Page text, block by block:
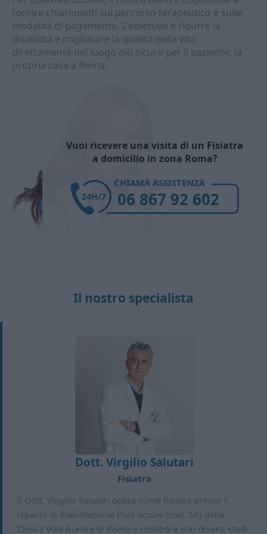
fornire chiarimenti sul percorso terapeutico e sulle
modalità di pagamento. L'obiettivo è ridurre la
disabilità e migliorare la qualità della vita
direttamente nel luogo più sicuro per il paziente: la
propria casa a Roma.
Vuoi ricevere una visita di un Fisiatra
a domicilio in zona Roma?
CHIAMA ASSISTENZA
06 867 92 602
24H/7
Il nostro specialista
Dott. Virgilio Salutari
Fisiatra
Il Dott. Virgilio Salutari opera come fisiatra presso il
reparto di Riabilitazione Post-acuzie (cod. 56) della
Clinica Villa Aurora di Roma e collabora con diversi studi